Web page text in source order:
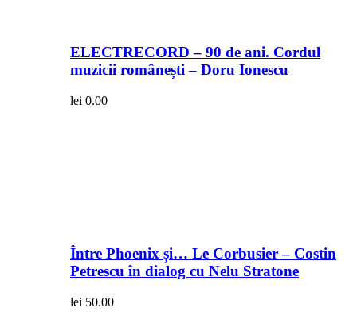
ELECTRECORD – 90 de ani. Cordul
muzicii românești – Doru Ionescu
lei 0.00
Între Phoenix și… Le Corbusier – Costin
Petrescu în dialog cu Nelu Stratone
lei 50.00